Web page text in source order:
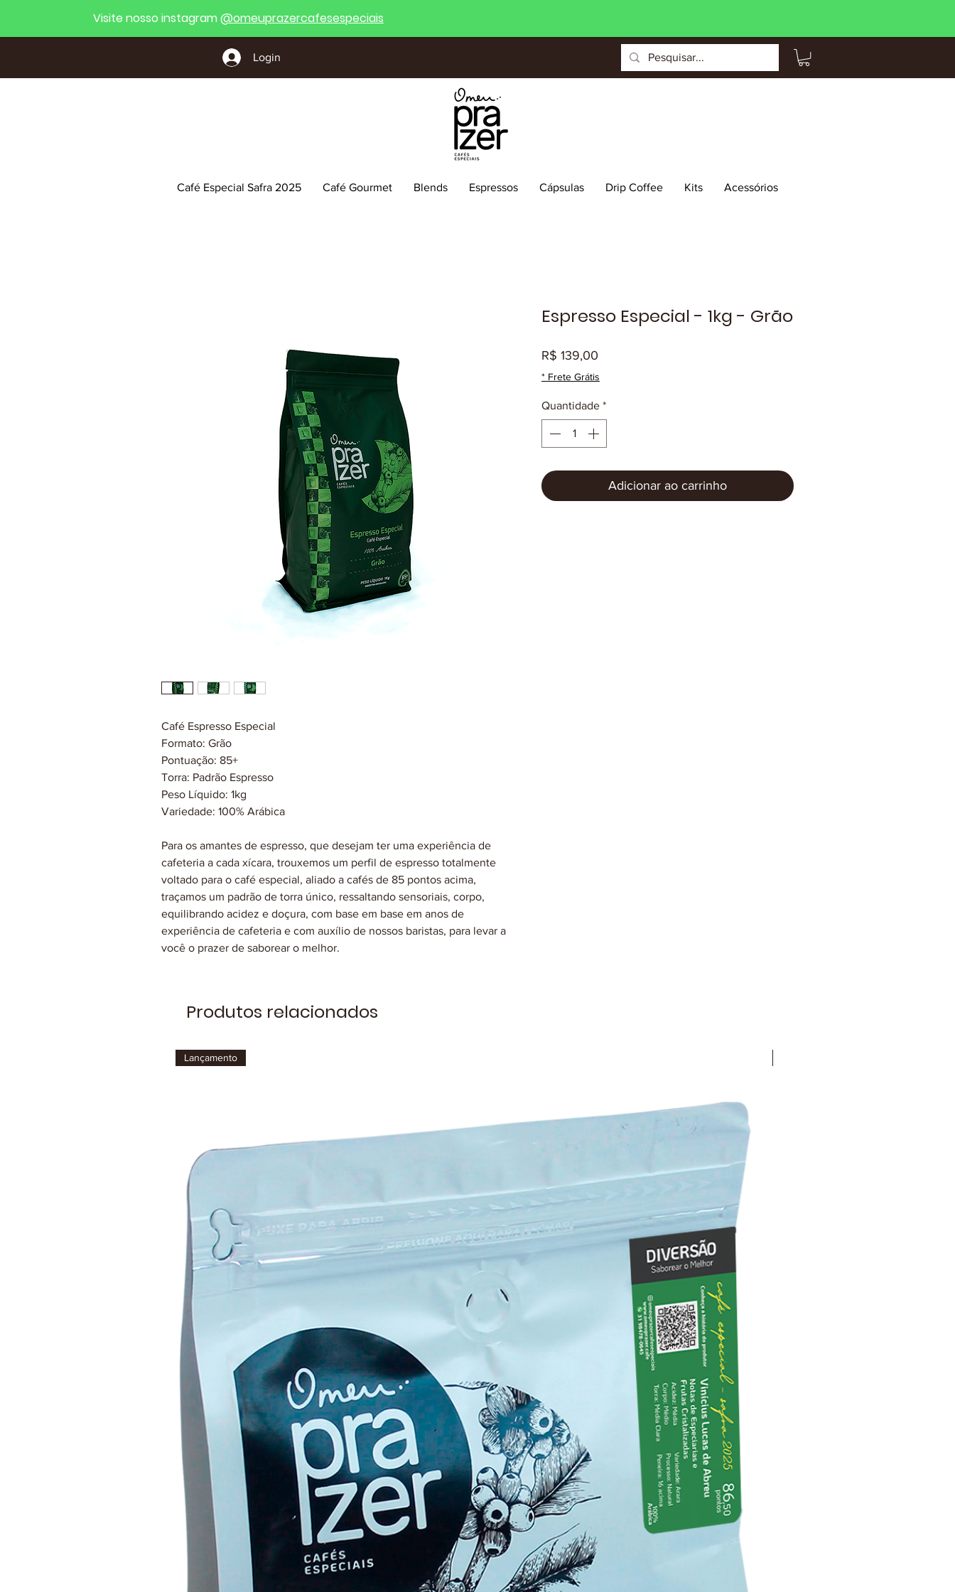
Visite nosso instagram@omeuprazercafesespeciais
Login
Café Especial Safra 2025 Café Gourmet Blends Espressos Cápsulas Drip Coffee Kits Acessórios
Café Espresso Especial
Formato: Grão
Pontuação: 85+
Torra: Padrão Espresso
Peso Líquido: 1kg
Variedade: 100% Arábica
Para os amantes de espresso, que desejam ter uma experiência de
cafeteria a cada xícara, trouxemos um perfil de espresso totalmente
voltado para o café especial, aliado a cafés de 85 pontos acima,
traçamos um padrão de torra único, ressaltando sensoriais, corpo,
equilibrando acidez e doçura, com base em base em anos de
experiência de cafeteria e com auxílio de nossos baristas, para levar a
você o prazer de saborear o melhor.
Espresso Especial - 1kg - Grão
R$ 139,00
* Frete Grátis
Quantidade *
Adicionar ao carrinho
Produtos relacionados
Lançamento